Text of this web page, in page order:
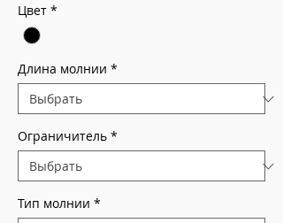
Цвет *
Длина молнии *
Ограничитель *
Тип молнии *